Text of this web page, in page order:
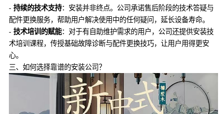
- 持续的技术支持：安装并非终点。公司承诺售后阶段的技术答疑与
配件更换服务，帮助用户解决使用中的任何疑问，延长设备寿命。
- 技术培训的赋能：对于有自助维护需求的用户，公司还提供安装技
术培训课程，传授基础故障诊断与配件更换技巧，让用户用得更安
心。
三、如何选择靠谱的安装公司？